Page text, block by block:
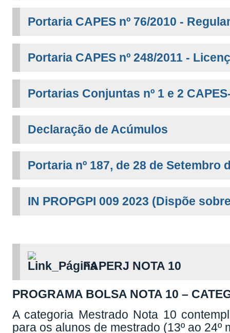
PROGRAMA BOLSA NOTA 10 –
A categoria Mestrado Nota 10
para os alunos de mestrado (13º ao 24º
Não é admitida a concessão de
aluno no Programa;